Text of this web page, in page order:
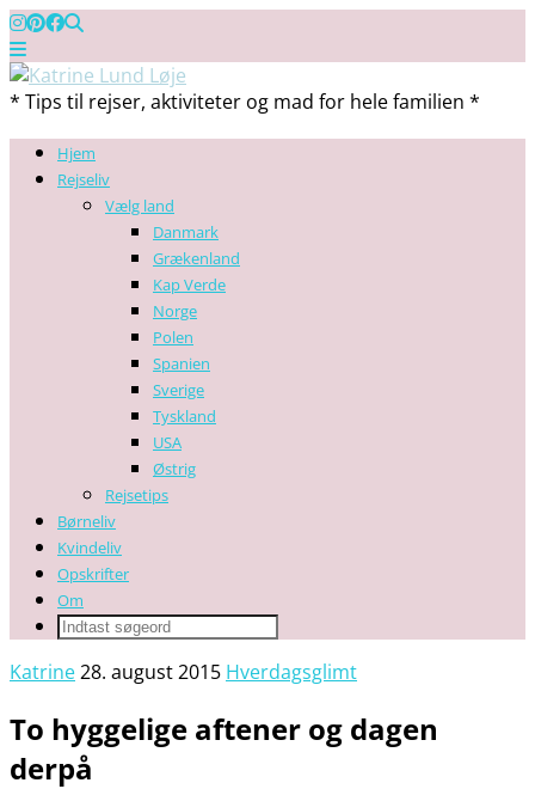
* Tips til rejser, aktiviteter og mad for hele familien *
Hjem
Rejseliv
Vælg land
Danmark
Grækenland
Kap Verde
Norge
Polen
Spanien
Sverige
Tyskland
USA
Østrig
Rejsetips
Børneliv
Kvindeliv
Opskrifter
Om
Katrine28. august 2015 Hverdagsglimt
To hyggelige aftener og dagen
derpå